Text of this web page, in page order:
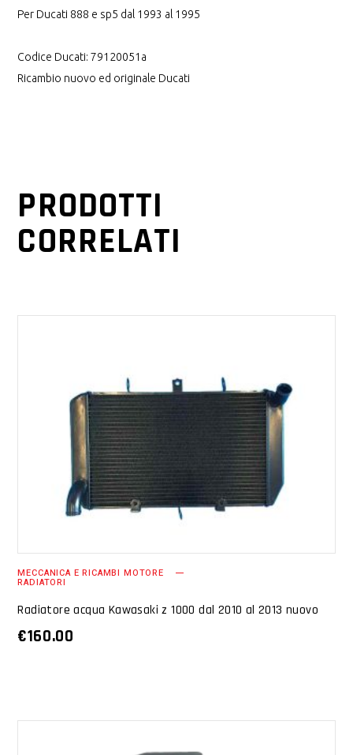
Per Ducati 888 e sp5 dal 1993 al 1995
Codice Ducati: 79120051a
Ricambio nuovo ed originale Ducati
PRODOTTI
CORRELATI
AGGIUNGI AL CARRELLO
MECCANICA E RICAMBI MOTORE
RADIATORI
Radiatore acqua Kawasaki z 1000 dal 2010 al 2013 nuovo
€160.00